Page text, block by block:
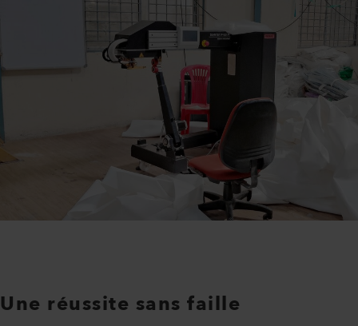
Une réussite sans faille